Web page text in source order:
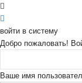
войти в систему
Добро пожаловать!
Ваше имя